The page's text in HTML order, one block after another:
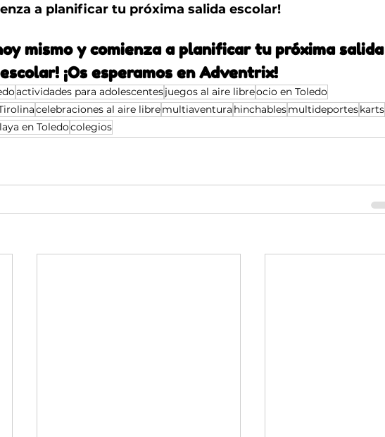
a planificar tu próxima salida escolar!
mismo y comienza a planificar tu próxima salida
escolar! ¡Os esperamos en Adventrix!
actividades para adolescentesjuegos al aire libreocio en Toledo
celebraciones al aire libremultiaventura hinchablesmultideporteskarts
en Toledocolegios